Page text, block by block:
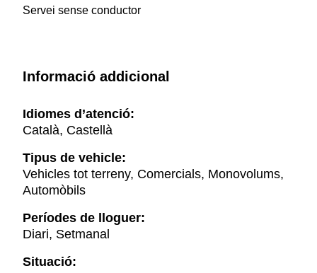
Servei sense conductor
Informació addicional
Idiomes d’atenció:
Català, Castellà
Tipus de vehicle:
Vehicles tot terreny, Comercials, Monovolums,
Automòbils
Períodes de lloguer:
Diari, Setmanal
Situació: